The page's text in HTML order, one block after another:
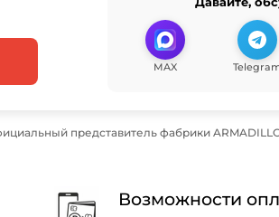
MAX
представитель фабрики
Возможности